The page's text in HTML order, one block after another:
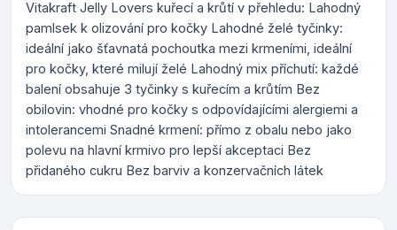
Vitakraft Jelly Lovers kuřecí a krůtí v přehledu: Lahodný
pamlsek k olizování pro kočky Lahodné želé tyčinky:
ideální jako šťavnatá pochoutka mezi krmeními, ideální
pro kočky, které milují želé Lahodný mix příchutí: každé
balení obsahuje 3 tyčinky s kuřecím a krůtím Bez
obilovin: vhodné pro kočky s odpovídajícími alergiemi a
intolerancemi Snadné krmení: přímo z obalu nebo jako
polevu na hlavní krmivo pro lepší akceptaci Bez
přidaného cukru Bez barviv a konzervačních látek